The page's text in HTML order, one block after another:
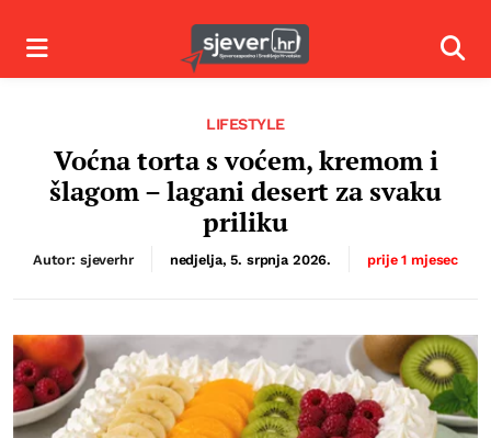
Izbornik
LIFESTYLE
Voćna torta s voćem, kremom i
šlagom – lagani desert za svaku
priliku
Autor: sjeverhr nedjelja, 5. srpnja 2026. prije 1 mjesec